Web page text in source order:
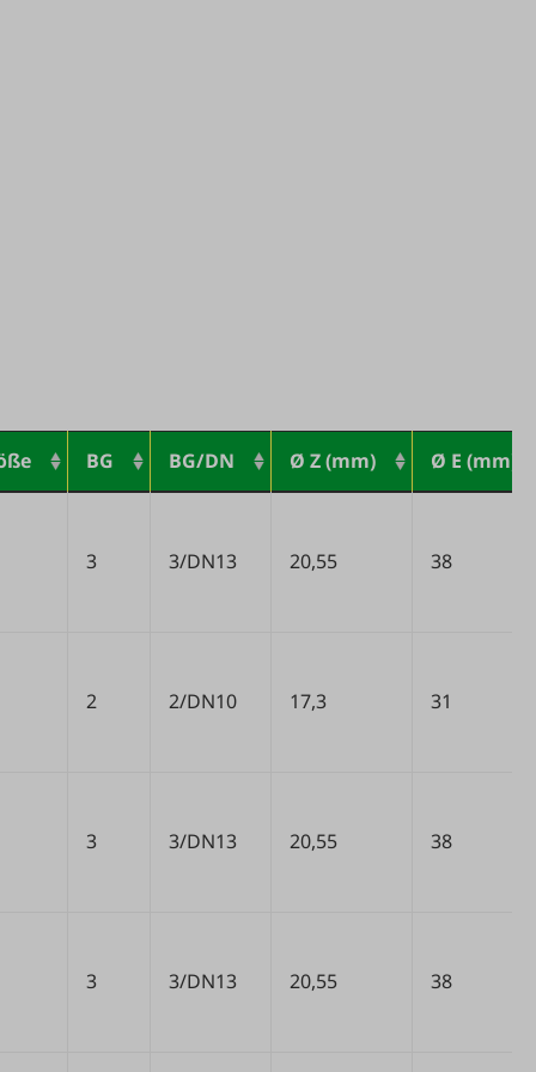
BG BG/DN Ø Z (mm) Ø E (mm)
3 3/DN13 20,55 38
2 2/DN10 17,3 31
3 3/DN13 20,55 38
3 3/DN13 20,55 38